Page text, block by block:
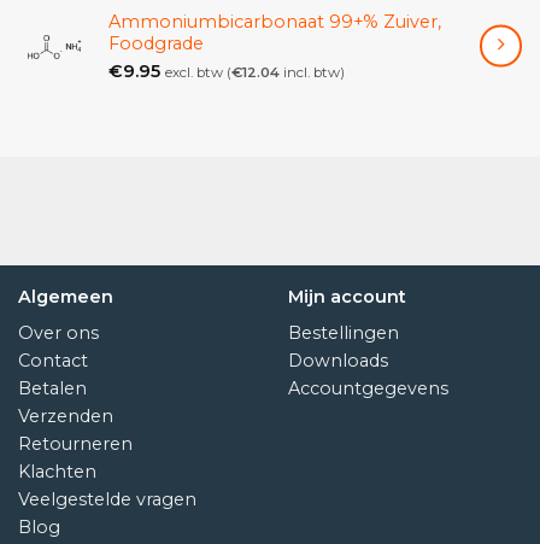
Veilig en tegen wegglijden beveiligde opstelling
dankzij rubber voetjes.
Ammoniumbicarbonaat 99+% Zuiver,
Foodgrade
€9.95 excl. btw (€12.04 incl. btw)
Algemeen
Over ons
Contact
Betalen
Verzenden
Retourneren
Klachten
Veelgestelde vragen
Blog
Mijn account
Bestellingen
Downloads
Accountgegevens